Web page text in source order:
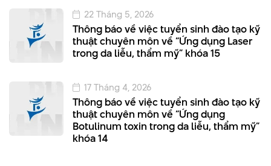
Thông báo về việc tuyển sinh đào tạo kỹ
thuật chuyên môn về “Ứng dụng Laser
trong da liễu, thẩm mỹ” khóa 15
22 Tháng 5, 2026
Thông báo về việc tuyển sinh đào tạo kỹ
thuật chuyên môn về “Ứng dụng
Botulinum toxin trong da liễu, thẩm mỹ”
khóa 14
17 Tháng 4, 2026